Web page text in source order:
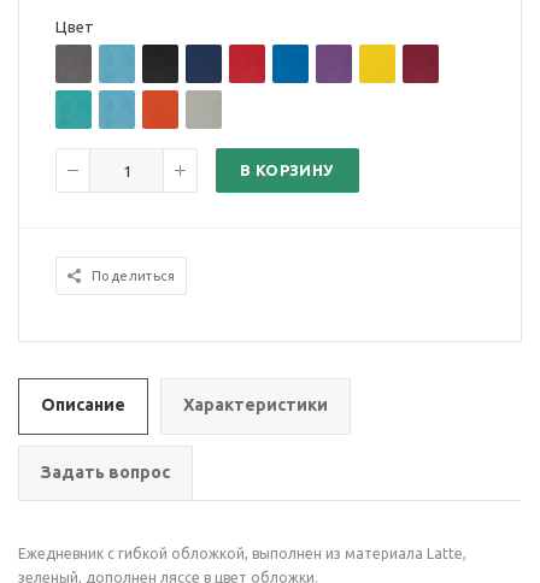
Цвет
В КОРЗИНУ
Поделиться
Описание Характеристики
Задать вопрос
Ежедневник с гибкой обложкой, выполнен из материала Latte,
зеленый, дополнен ляссе в цвет обложки.